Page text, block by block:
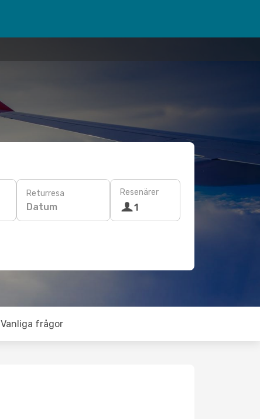
Returresa
Datum
Resenärer
1
Vanliga frågor